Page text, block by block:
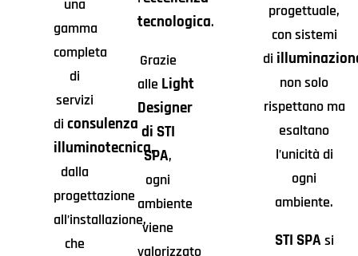
una
gamma
completa
di
servizi
diconsulenza
illuminotecnica,
dalla
progettazione
all’installazione,
che
tecnologica.
Grazie
alle Light
Designer
di STI
SPA,
ogni
ambiente
viene
valorizzato
progettuale,
con sistemi
di
non solo
rispettano ma
esaltano
l’unicità di
ogni
ambiente.
STI SPA si